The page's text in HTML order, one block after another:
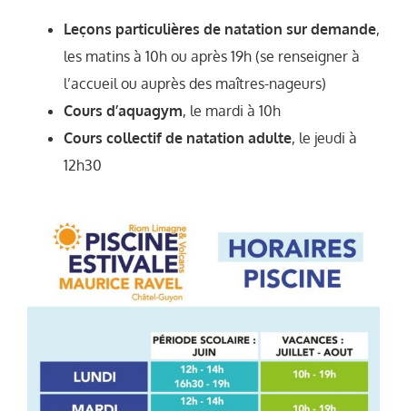
Leçons particulières de natation sur demande,
les matins à 10h ou après 19h (se renseigner à
l’accueil ou auprès des maîtres-nageurs)
Cours d’aquagym, le mardi à 10h
Cours collectif de natation adulte, le jeudi à
12h30